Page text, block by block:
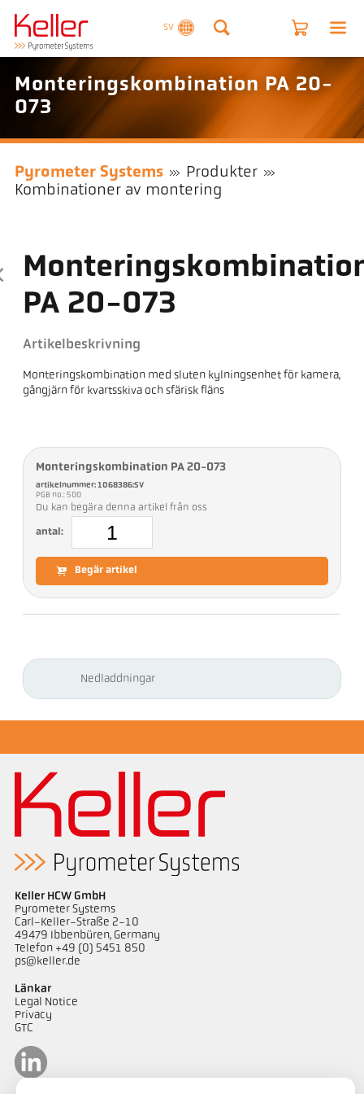
SV
Monteringskombination PA 20-
073
Pyrometer Systems
Produkter
Kombinationer av montering
PA 20-073
Artikelbeskrivning
Monteringskombination med sluten kylningsenhet för kamera,
gångjärn för kvartsskiva och sfärisk fläns
Monteringskombination PA 20-073
artikelnummer: 1068386:SV
PGB no.: 500
Du kan begära denna artikel från oss
antal:
Begär artikel
Nedladdningar
Keller HCW GmbH
Pyrometer Systems
Carl-Keller-Straße 2-10
49479 Ibbenbüren, Germany
Telefon +49 (0) 5451 850
ps@keller.de
Länkar
Legal Notice
Privacy
GTC